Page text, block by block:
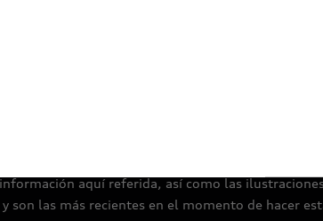
aquí referida, así como las
son las más recientes en el momento de hacer